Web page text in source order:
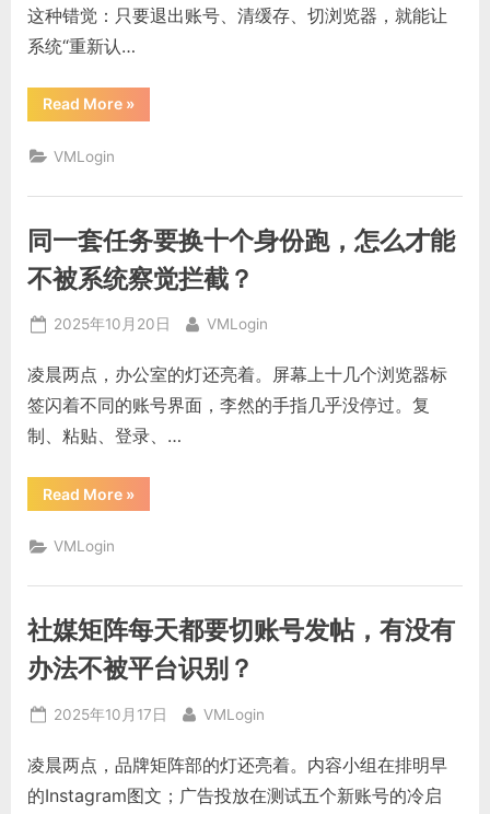
么
这种错觉：只要退出账号、清缓存、切浏览器，就能让
系统“重新认…
Read More“在
同
做
业
务，
系
统
什
么
能
“认
出”
我？”
»
VMLogin
同一套任务要换十个身份跑，怎么才能
不被系统察觉拦截？
Posted
2025年10月20日 By
VMLogin
凌晨两点，办公室的灯还亮着。屏幕上十几个浏览器标
签闪着不同的账号界面，李然的手指几乎没停过。复
制、粘贴、登录、…
Read More“同
一
换
个
身
份
跑，
怎
才
能
被
系
统
察
»
VMLogin
社媒矩阵每天都要切账号发帖，有没有
办法不被平台识别？
Posted
2025年10月17日 By
VMLogin
凌晨两点，品牌矩阵部的灯还亮着。内容小组在排明早
的Instagram图文；广告投放在测试五个新账号的冷启